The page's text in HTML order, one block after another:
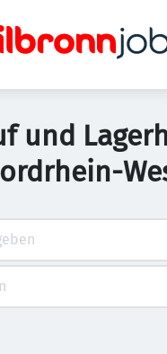
und